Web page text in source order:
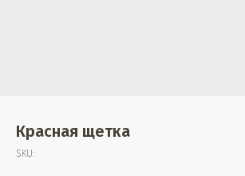
Красная щетка
SKU: